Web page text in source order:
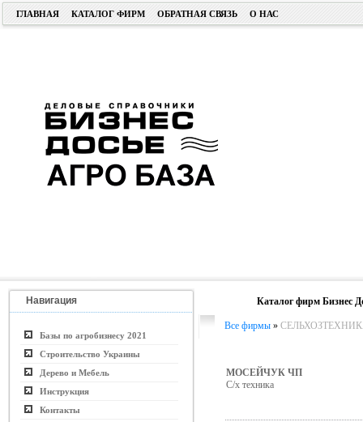
ГЛАВНАЯ КАТАЛОГ ФИРМ ОБРАТНАЯ СВЯЗЬ О НАС
Навигация
Базы по агробизнесу 2021
Строительство Украины
Дерево и Мебель
Инструкция
Контакты
Каталог фирм Бизнес
Все фирмы »
МОСЕЙЧУК ЧП
С/х техника